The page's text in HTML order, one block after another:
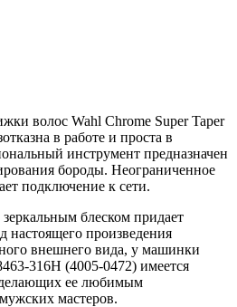
волос Wahl Chrome Super Taper
в работе и проста в
инструмент предназначен
бороды. Неограниченное
подключение к сети.
блеском придает
настоящего произведения
внешнего вида, у машинки
316H (4005-0472) имеется
ее любимым
мастеров.